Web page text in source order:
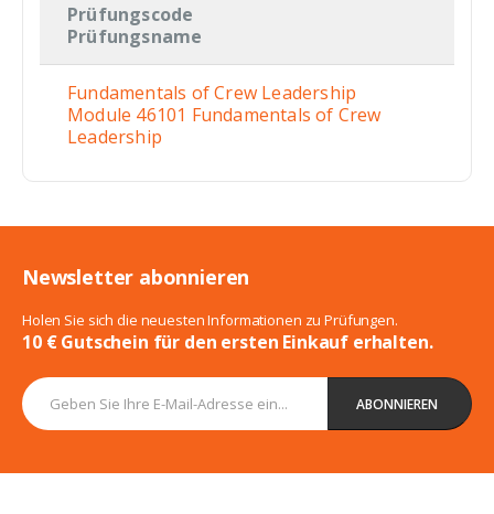
Prüfungscode
Prüfungsname
Fundamentals of Crew Leadership
Module 46101 Fundamentals of Crew
Leadership
Newsletter abonnieren
Holen Sie sich die neuesten Informationen zu Prüfungen.
10 € Gutschein für den ersten Einkauf erhalten.